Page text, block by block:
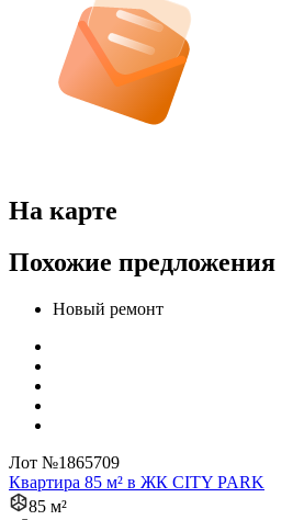
На карте
Похожие предложения
Новый ремонт
Лот №1865709
Квартира 85 м² в ЖК CITY PARK
85 м²